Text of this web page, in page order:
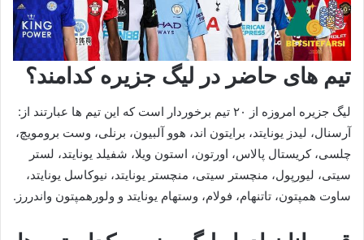
تیم های حاضر در لیگ جزیره کدامند؟
لیگ جزیره امروزه از ۲۰ تیم برخوردار است که این تیم ها عبارتند از:
آرسنال، لیدز یونایتد، برایتون اند، هوو آلبیون، برنلی، وست برومویچ،
چلسی، کریستال پالاس، اورتون، استون ویلا، شفیلد یونایتد، لستر
سیتی، لیورپول، منچستر سیتی، منچستر یونایتد، نیوکاسل یونایتد،
ساوت همپتون، تاتنهام، فولام، وستهام یونایتد و ولورهمپتون واندررز.